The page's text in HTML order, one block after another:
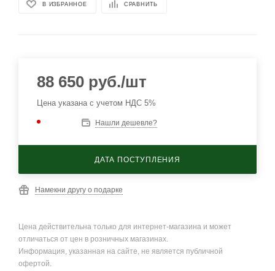
В ИЗБРАННОЕ СРАВНИТЬ
88 650 руб./шт
Цена указана с учетом НДС 5%
Нашли дешевле?
ДАТА ПОСТУПЛЕНИЯ
Намекни другу о подарке
Цена действительна только для интернет-магазина и может
отличаться от цен в розничных магазинах.
Информация, указанная на сайте, не является публичной
офертой.